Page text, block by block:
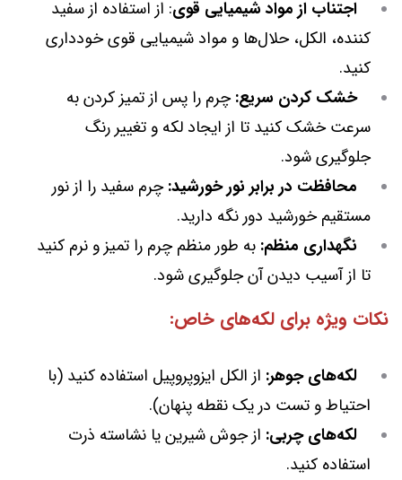
اجتناب از مواد شیمیایی قوی: از استفاده از سفید
کننده، الکل، حلال‌ها و مواد شیمیایی قوی خودداری
کنید.
خشک کردن سریع:چرم را پس از تمیز کردن به
سرعت خشک کنید تا از ایجاد لکه و تغییر رنگ
جلوگیری شود.
محافظت در برابر نور خورشید:چرم سفید را از نور
مستقیم خورشید دور نگه دارید.
نگهداری منظم: به طور منظم چرم را تمیز و نرم کنید
تا از آسیب دیدن آن جلوگیری شود.
نکات ویژه برای لکه‌های خاص:
لکه‌های جوهر: از الکل ایزوپروپیل استفاده کنید (با
احتیاط و تست در یک نقطه پنهان).
لکه‌های چربی: از جوش شیرین یا نشاسته ذرت
استفاده کنید.